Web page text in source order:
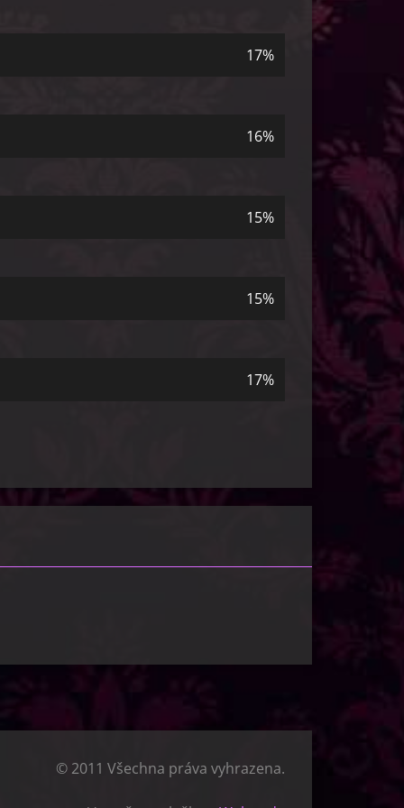
17%
16%
15%
15%
17%
© 2011 Všechna práva vyhrazena.